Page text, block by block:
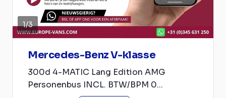
1/3
Mercedes-Benz V-klasse
300d 4-MATIC Lang Edition AMG
Personenbus INCL. BTW/BPM 0...